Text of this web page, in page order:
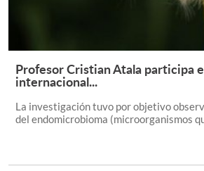
Profesor Cristian Atala participa
internacional...
La investigación tuvo por objetivo
del endomicrobioma (microorganismos